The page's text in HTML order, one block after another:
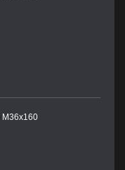
М36х160